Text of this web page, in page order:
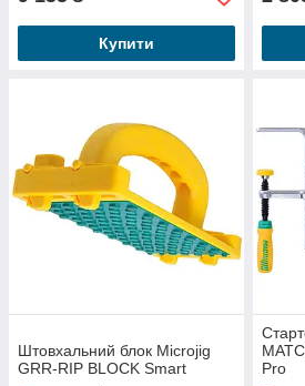
Купити
Штовхальний блок Microjig
GRR-RIP BLOCK Smart
Pro